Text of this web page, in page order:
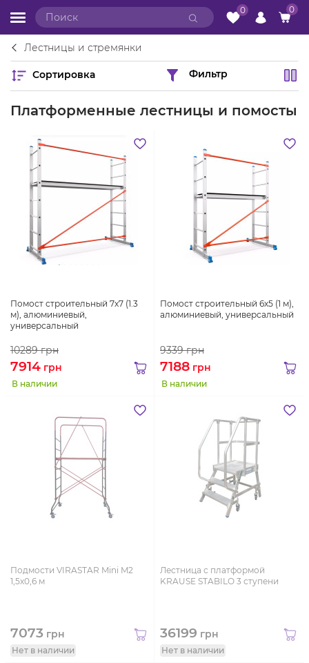
0 0
Лестницы и стремянки
Сортировка Фильтр
Платформенные лестницы и помосты
Помост строительный 7х7 (1.3
м), алюминиевый,
универсальный
10289грн
7914 грн
В наличии
Помост строительный 6х5 (1 м),
алюминиевый, универсальный
9339грн
7188 грн
В наличии
Подмости VIRASTAR Mini M2
1,5х0,6 м
7073 грн
Нет в наличии
Лестница с платформой
KRAUSE STABILO 3 ступени
36199 грн
Нет в наличии